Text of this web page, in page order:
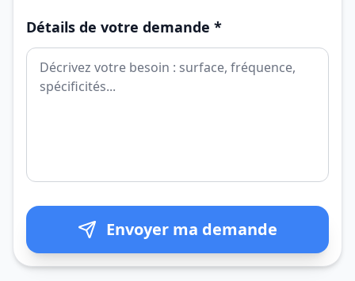
Détails de votre demande *
Envoyer ma demande